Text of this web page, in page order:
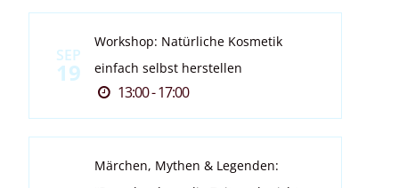
SEP
19
Workshop: Natürliche Kosmetik
einfach selbst herstellen
13:00 - 17:00
Märchen, Mythen & Legenden: